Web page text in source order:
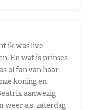
ik was live
En wat is prinses
al fan van haar
koning en
aanwezig
weer a.s. zaterdag